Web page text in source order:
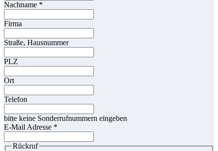
Nachname *
Firma
Straße, Hausnummer
PLZ
Ort
Telefon
bitte keine Sonderrufnummern eingeben
E-Mail Adresse *
Rückruf